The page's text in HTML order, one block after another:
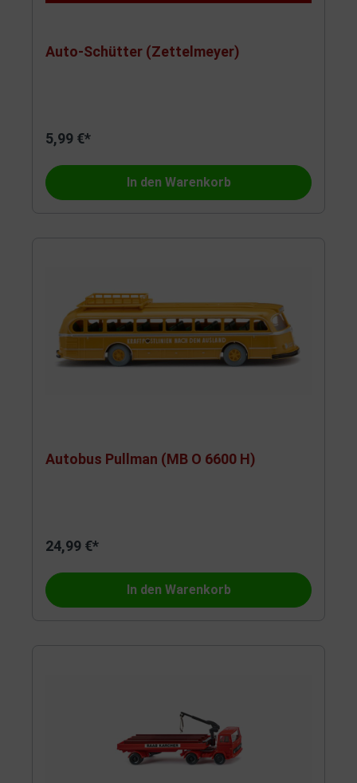
Auto-Schütter (Zettelmeyer)
5,99 €*
In den Warenkorb
Autobus Pullman (MB O 6600 H)
24,99 €*
In den Warenkorb